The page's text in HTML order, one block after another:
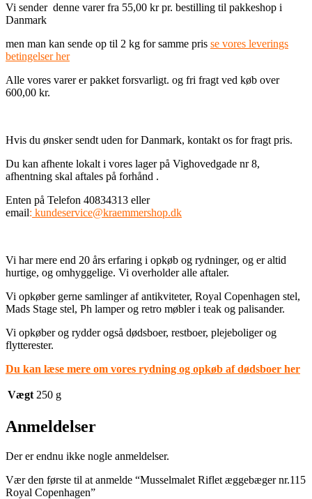
Vi sender denne varer fra 55,00 kr pr. bestilling til pakkeshop i
Danmark
men man kan sende op til 2 kg for samme pris se vores leverings
betingelser her
Alle vores varer er pakket forsvarligt. og fri fragt ved køb over
600,00 kr.
Hvis du ønsker sendt uden for Danmark, kontakt os for fragt pris.
Du kan afhente lokalt i vores lager på Vighovedgade nr 8,
afhentning skal aftales på forhånd .
Enten på Telefon 40834313 eller
email: kundeservice@kraemmershop.dk
Vi har mere end 20 års erfaring i opkøb og rydninger, og er altid
hurtige, og omhyggelige. Vi overholder alle aftaler.
Vi opkøber gerne samlinger af antikviteter, Royal Copenhagen stel,
Mads Stage stel, Ph lamper og retro møbler i teak og palisander.
Vi opkøber og rydder også dødsboer, restboer, plejeboliger og
flytterester.
Du kan læse mere om vores rydning og opkøb af dødsboer her
Vægt 250 g
Anmeldelser
Der er endnu ikke nogle anmeldelser.
Vær den første til at anmelde “Musselmalet Riflet æggebæger nr.115
Royal Copenhagen”